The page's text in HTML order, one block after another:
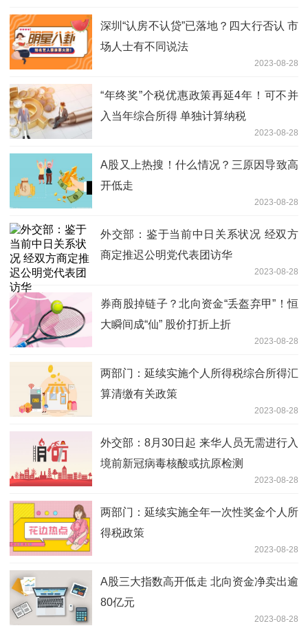
深圳“认房不认贷”已落地？四大行否认 市
场人士有不同说法
2023-08-28
“年终奖”个税优惠政策再延4年！可不并
入当年综合所得 单独计算纳税
2023-08-28
A股又上热搜！什么情况？三原因导致高
开低走
2023-08-28
外交部：鉴于当前中日关系状况 经双方
商定推迟公明党代表团访华
2023-08-28
券商股掉链子？北向资金“丢盔弃甲”！恒
大瞬间成“仙” 股价打折上折
2023-08-28
两部门：延续实施个人所得税综合所得汇
算清缴有关政策
2023-08-28
外交部：8月30日起 来华人员无需进行入
境前新冠病毒核酸或抗原检测
2023-08-28
两部门：延续实施全年一次性奖金个人所
得税政策
2023-08-28
A股三大指数高开低走 北向资金净卖出逾
80亿元
2023-08-28